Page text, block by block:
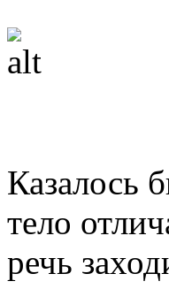
Казалось
тело
речь